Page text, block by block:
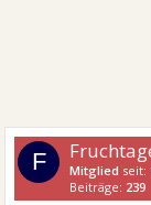
F Mitglied seit:
Beiträge: 239